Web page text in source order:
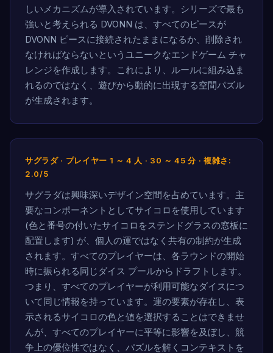
しいメカニズムが導入されています。シリーズで最も
強いと考えられる DVONN は、すべてのピースが
DVONN ピースに接続されたままになるか、削除され
なければならないというユニークなエンドゲーム チャ
レンジを作成します。これにより、ルールに組み込ま
れるのではなく、遊びから動的に出現する空間パズル
が生成されます。
サグラダ · プレイヤー 1 ～ 4 人 · 30 ～ 45 分 · 複雑さ:
2.0/5
サグラダは興味深いデザイン空間を占めています。主
要なコンポーネントとしてサイコロを使用しています
(色と番号の付いたサイコロをステンドグラスの窓板に
配置します) が、個人の運ではなく共有の制約が生成
されます。すべてのプレイヤーは、各ラウンドの開始
時に振られる同じダイス プールからドラフトします。
つまり、すべてのプレイヤーが利用可能なダイスにつ
いて同じ情報を持っています。運の要素が存在し、表
示されるサイコロの色と値を選択することはできませ
んが、すべてのプレイヤーに平等に影響を及ぼし、競
争上の優位性ではなく、パズルを解くコンテキストを